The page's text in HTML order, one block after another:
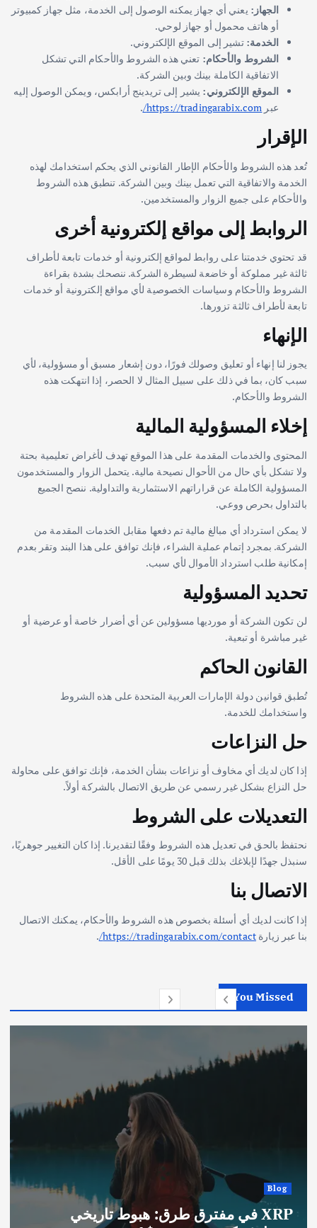
الجهاز: يعني أي جهاز يمكنه الوصول إلى الخدمة، مثل جهاز كمبيوتر
أو هاتف محمول أو جهاز لوحي.
الخدمة: تشير إلى الموقع الإلكتروني.
الشروط والأحكام: تعني هذه الشروط والأحكام التي تشكل
الاتفاقية الكاملة بينك وبين الشركة.
الموقع الإلكتروني: يشير إلى تريدينج أرابكس، ويمكن الوصول إليه
عبر https://tradingarabix.com/
.
الإقرار
تُعد هذه الشروط والأحكام الإطار القانوني الذي يحكم استخدامك لهذه
الخدمة والاتفاقية التي تعمل بينك وبين الشركة. تنطبق هذه الشروط
والأحكام على جميع الزوار والمستخدمين.
الروابط إلى مواقع إلكترونية أخرى
قد تحتوي خدمتنا على روابط لمواقع إلكترونية أو خدمات تابعة لأطراف
ثالثة غير مملوكة أو خاضعة لسيطرة الشركة. ننصحك بشدة بقراءة
الشروط والأحكام وسياسات الخصوصية لأي مواقع إلكترونية أو خدمات
تابعة لأطراف ثالثة تزورها.
الإنهاء
يجوز لنا إنهاء أو تعليق وصولك فورًا، دون إشعار مسبق أو مسؤولية، لأي
سبب كان، بما في ذلك على سبيل المثال لا الحصر، إذا انتهكت هذه
الشروط والأحكام.
إخلاء المسؤولية المالية
المحتوى والخدمات المقدمة على هذا الموقع تهدف لأغراض تعليمية بحتة
ولا تشكل بأي حال من الأحوال نصيحة مالية. يتحمل الزوار والمستخدمون
المسؤولية الكاملة عن قراراتهم الاستثمارية والتداولية. ننصح الجميع
بالتداول بحرص ووعي.
لا يمكن استرداد أي مبالغ مالية تم دفعها مقابل الخدمات المقدمة من
الشركة. بمجرد إتمام عملية الشراء، فإنك توافق على هذا البند وتقر بعدم
إمكانية طلب استرداد الأموال لأي سبب.
تحديد المسؤولية
لن تكون الشركة أو مورديها مسؤولين عن أي أضرار خاصة أو عرضية أو
غير مباشرة أو تبعية.
القانون الحاكم
تُطبق قوانين دولة الإمارات العربية المتحدة على هذه الشروط
واستخدامك للخدمة.
حل النزاعات
إذا كان لديك أي مخاوف أو نزاعات بشأن الخدمة، فإنك توافق على محاولة
حل النزاع بشكل غير رسمي عن طريق الاتصال بالشركة أولاً.
التعديلات على الشروط
نحتفظ بالحق في تعديل هذه الشروط وفقًا لتقديرنا. إذا كان التغيير جوهريًا،
سنبذل جهدًا لإبلاغك بذلك قبل 30 يومًا على الأقل.
الاتصال بنا
إذا كانت لديك أي أسئلة بخصوص هذه الشروط والأحكام، يمكنك الاتصال
بنا عبر زيارةhttps://tradingarabix.com/contact/
.
You Missed
Blog
XRP في مفترق طرق: هبوط تاريخي